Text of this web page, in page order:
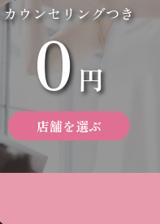
カウンセリングつき
0円
店舗を選ぶ